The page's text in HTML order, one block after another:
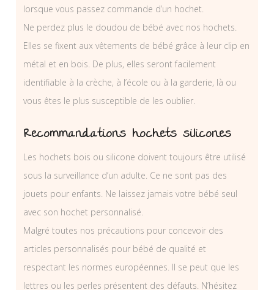
lorsque vous passez commande d’un hochet.
Ne perdez plus le doudou de bébé avec nos hochets.
Elles se fixent aux vêtements de bébé grâce à leur clip en
métal et en bois. De plus, elles seront facilement
identifiable à la crèche, à l’école ou à la garderie, là ou
vous êtes le plus susceptible de les oublier.
Recommandations hochets silicones
Les hochets bois ou silicone doivent toujours être utilisé
sous la surveillance d’un adulte. Ce ne sont pas des
jouets pour enfants. Ne laissez jamais votre bébé seul
avec son hochet personnalisé.
Malgré toutes nos précautions pour concevoir des
articles personnalisés pour bébé de qualité et
respectant les normes européennes. Il se peut que les
lettres ou les perles présentent des défauts. N’hésitez